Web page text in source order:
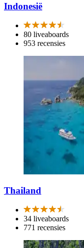
Indonesië
80 liveaboards
953 recensies
Thailand
34 liveaboards
771 recensies